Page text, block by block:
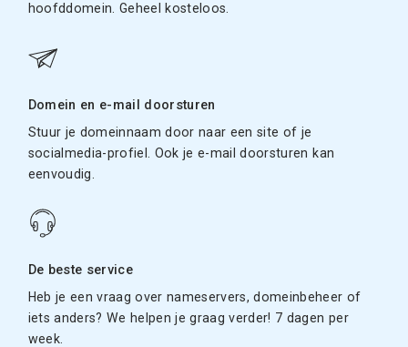
hoofddomein. Geheel kosteloos.
Domein en e-mail doorsturen
Stuur je domeinnaam door naar een site of je
socialmedia-profiel. Ook je e-mail doorsturen kan
eenvoudig.
De beste service
Heb je een vraag over nameservers, domeinbeheer of
iets anders? We helpen je graag verder! 7 dagen per
week.